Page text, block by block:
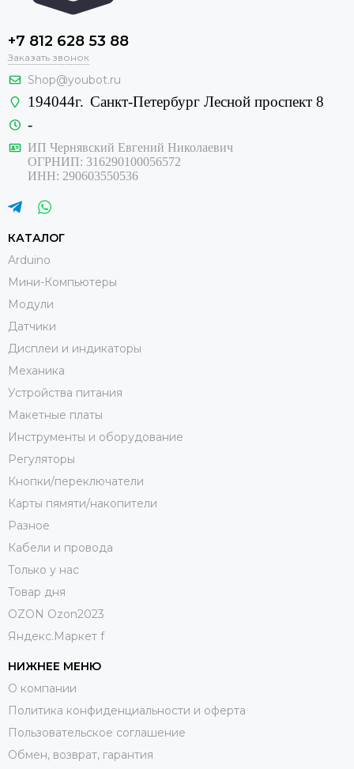
+7 812 628 53 88
Заказать звонок
Shop@youbot.ru
194044г. Санкт-Петербург Лесной проспект 8
-
ИП Чернявский Евгений Николаевич
ОГРНИП: 316290100056572
ИНН: 290603550536
КАТАЛОГ
Arduino
Мини-Компьютеры
Модули
Датчики
Дисплеи и индикаторы
Механика
Устройства питания
Макетные платы
Инструменты и оборудование
Регуляторы
Кнопки/переключатели
Карты пямяти/накопители
Разное
Кабели и провода
Только у нас
Товар дня
OZON Ozon2023
Яндекс.Маркет f
НИЖНЕЕ МЕНЮ
О компании
Политика конфиденциальности и оферта
Пользовательское соглашение
Обмен, возврат, гарантия